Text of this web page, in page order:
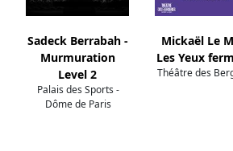
Sadeck Berrabah -
Murmuration
Level 2
Palais des Sports -
Dôme de Paris
Mickaël Le
Les Yeux
Théâtre des